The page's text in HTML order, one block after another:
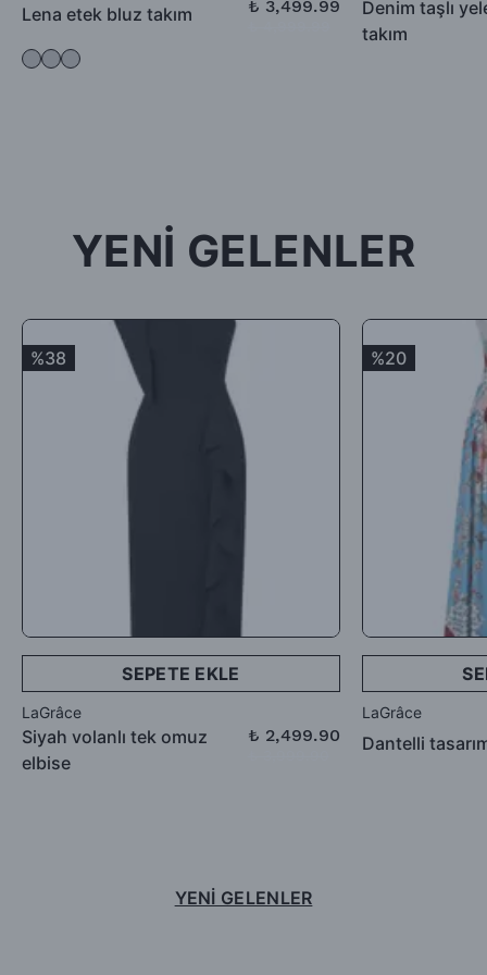
-İade için göndermiş olduğunuz ürün / ürünler 5 günü geçmiş,
kullanılmış, satılabilirlik özelliğini kaybetmiş, Faturası (varsa)
uygunluğunun kontrolünden sonra, 7 ile 10 iş günü arasında
ürün bedelinizden iade kargo ücretinizin kesintisi yapılarak geri
Satın aldığınız ürünler için Hediye Çeki, Değişim ya da ücret
iadesi talep edebilirsiniz.
Lena etek bluz takım ₺ 3,499.99
Denim taşlı
takım
YENİ GELENLER
%38
SEPETE EKLE
LaGrâce
Siyah volanlı tek omuz
elbise
₺ 2,499.90
%20
LaGrâce
Dantelli
YENİ GELENLER